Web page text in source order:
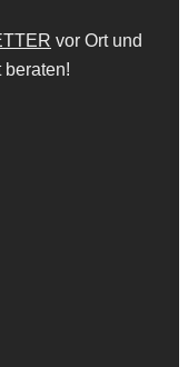
vor Ort und
beraten!